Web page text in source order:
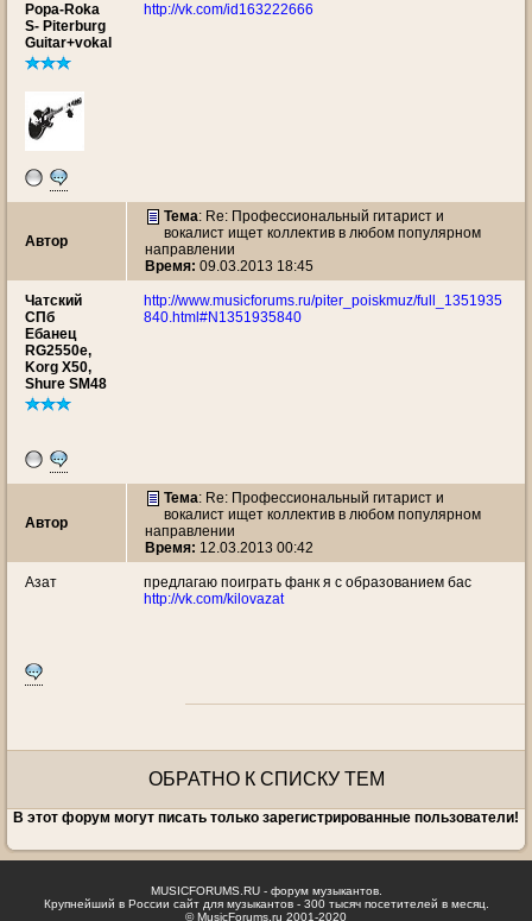
Popa-Roka
S- Piterburg
Guitar+vokal
http://vk.com/id163222666
Автор
Тема: Re: Профессиональный гитарист и
вокалист ищет коллектив в любом популярном
направлении
Время: 09.03.2013 18:45
Чатский
СПб
Ебанец
RG2550e,
Korg X50,
Shure SМ48
http://www.musicforums.ru/piter_poiskmuz/full_1351935
840.html#N1351935840
Автор
Тема: Re: Профессиональный гитарист и
вокалист ищет коллектив в любом популярном
направлении
Время: 12.03.2013 00:42
Азат
предлагаю поиграть фанк я с образованием бас
http://vk.com/kilovazat
ОБРАТНО К СПИСКУ ТЕМ
В этот форум могут писать только зарегистрированные пользователи!
MUSICFORUMS.RU - форум музыкантов.
Крупнейший в России сайт для музыкантов - 300 тысяч посетителей в месяц.
© MusicForums.ru 2001-2020